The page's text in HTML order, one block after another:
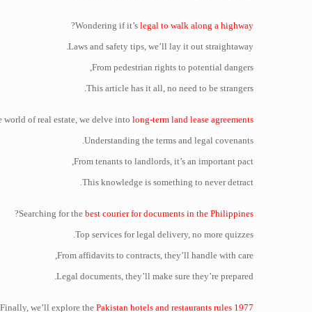
Wondering if it’s legal to walk along a highway
?
Laws and safety tips, we’ll lay it out straightaway.
From pedestrian rights to potential dangers,
This article has it all, no need to be strangers.
world of real estate, we delve into long-term land lease agreements
Understanding the terms and legal covenants.
From tenants to landlords, it’s an important pact,
This knowledge is something to never detract.
Searching for the best courier for documents in the Philippines
?
Top services for legal delivery, no more quizzes.
From affidavits to contracts, they’ll handle with care,
Legal documents, they’ll make sure they’re prepared.
Finally, we’ll explore the Pakistan hotels and restaurants rules 1977